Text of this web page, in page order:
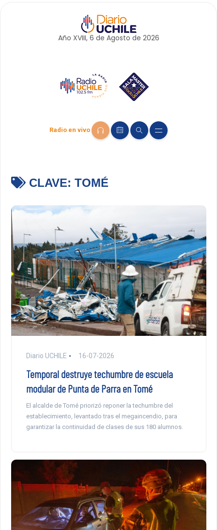
Año XVIII, 6 de Agosto de 2026
Radio en vivo
CLAVE: TOMÉ
Diario UCHILE 16-07-2026
Temporal destruye techumbre de escuela
modular de Punta de Parra en Tomé
El alcalde de Tomé priorizó reponer la techumbre del
establecimiento, levantado tras el megaincendio, para
garantizar la continuidad de clases de sus 180 alumnos.